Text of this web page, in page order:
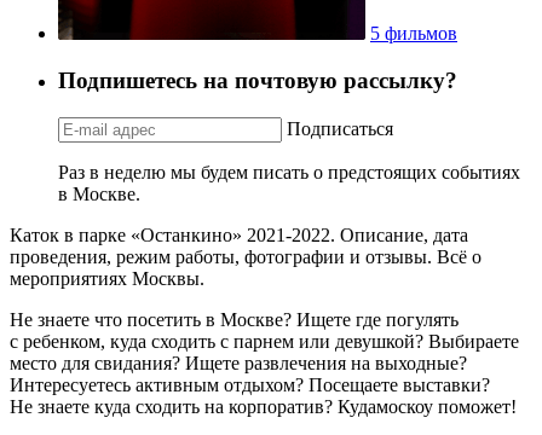
5 фильмов
Подпишетесь на почтовую рассылку?
Подписаться
Раз в неделю мы будем писать о предстоящих событиях
в Москве.
Каток в парке «Останкино» 2021-2022. Описание, дата
проведения, режим работы, фотографии и отзывы. Всё о
мероприятиях Москвы.
Не знаете что посетить в Москве? Ищете где погулять
с ребенком, куда сходить с парнем или девушкой? Выбираете
место для свидания? Ищете развлечения на выходные?
Интересуетесь активным отдыхом? Посещаете выставки?
Не знаете куда сходить на корпоратив? Кудамоскоу поможет!